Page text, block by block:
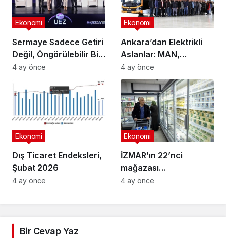
Sermaye Sadece Getiri
Değil, Öngörülebilir Bir
Ortam Arıyor
Ekonomi
4 ay önce
Ankara’dan Elektrikli
Aslanlar: MAN,
Ankara’daki
fabrikasında eBus
üretimine başladı
Ekonomi
4 ay önce
Dış Ticaret Endeksleri,
Şubat 2026
Ekonomi
4 ay önce
İZMAR’ın 22’nci
mağazası
Osmangazi’de açıldı
Ekonomi
4 ay önce
Bir Cevap Yaz